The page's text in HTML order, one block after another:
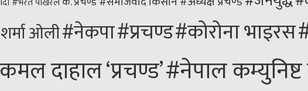
ओली#नेकपा#प्रचण्ड#कोरोना भाइरस
दाहाल ‘प्रचण्ड’#नेपाल कम्युनिष्ट